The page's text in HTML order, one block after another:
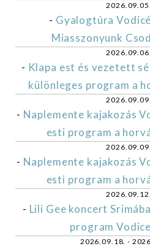
- Gyalogtúra
Miasszonyunk
- Klapa est és vezetett
különleges program a
- Naplemente kajakozás
esti program a
- Naplemente kajakozás
esti program a
- Lili Gee koncert
program
2026.09.18. -